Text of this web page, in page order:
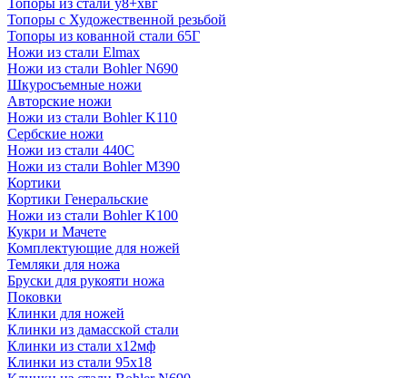
Топоры из стали у8+хвг
Топоры с Художественной резьбой
Топоры из кованной стали 65Г
Ножи из стали Elmax
Ножи из стали Bohler N690
Шкуросъемные ножи
Авторские ножи
Ножи из стали Bohler K110
Сербские ножи
Ножи из стали 440С
Ножи из стали Bohler M390
Кортики
Кортики Генеральские
Ножи из стали Bohler K100
Кукри и Мачете
Комплектующие для ножей
Темляки для ножа
Бруски для рукояти ножа
Поковки
Клинки для ножей
Клинки из дамасской стали
Клинки из стали х12мф
Клинки из стали 95х18